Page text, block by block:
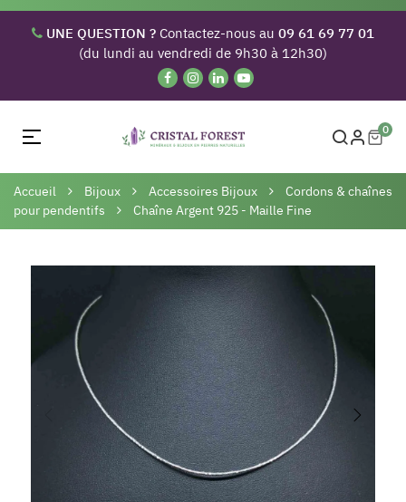
UNE QUESTION ? Contactez-nous au 09 61 69 77 01
(du lundi au vendredi de 9h30 à 12h30)
Basculer
navigation
☰ 0
Accueil Bijoux Accessoires Bijoux
Cordons & chaînes
pour pendentifs
Chaîne Argent 925 - Maille Fine